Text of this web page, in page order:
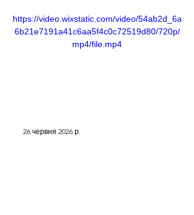
https://video.wixstatic.com/video/54ab2d_6a
6b21e7191a41c6aa5f4c0c72519d80/720p/
mp4/file.mp4
26 червня 2026 р.